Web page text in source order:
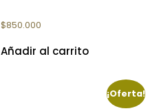
$850.000
Añadir al carrito
¡Oferta!